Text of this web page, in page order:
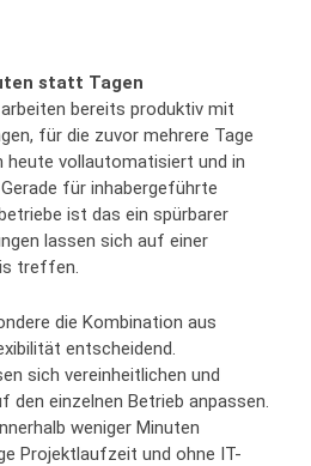
statt Tagen
bereits produktiv mit
für die zuvor mehrere Tage
heute vollautomatisiert und in
für inhabergeführte
ist das ein spürbarer
lassen sich auf einer
treffen.
die Kombination aus
entscheidend.
sich vereinheitlichen und
den einzelnen Betrieb anpassen.
weniger Minuten
Projektlaufzeit und ohne IT-